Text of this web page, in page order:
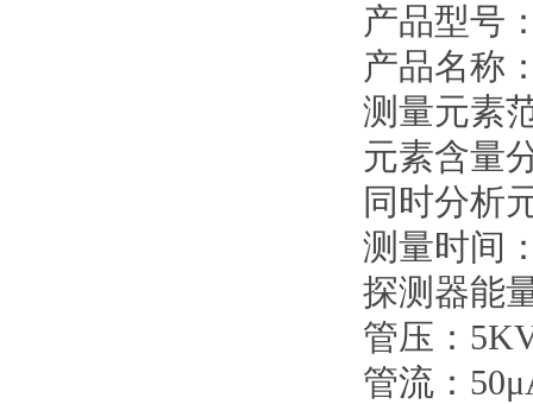
产品型号
产品名称
测量元素
元素含量
同时分析
测量时间
探测器能
管压：
管流：